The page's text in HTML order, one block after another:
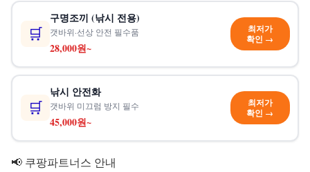
🛒
구명조끼 (낚시 전용)
갯바위·선상 안전 필수품
28,000원~
최저가
확인 →
🛒
낚시 안전화
갯바위 미끄럼 방지 필수
45,000원~
최저가
확인 →
📢 쿠팡파트너스 안내